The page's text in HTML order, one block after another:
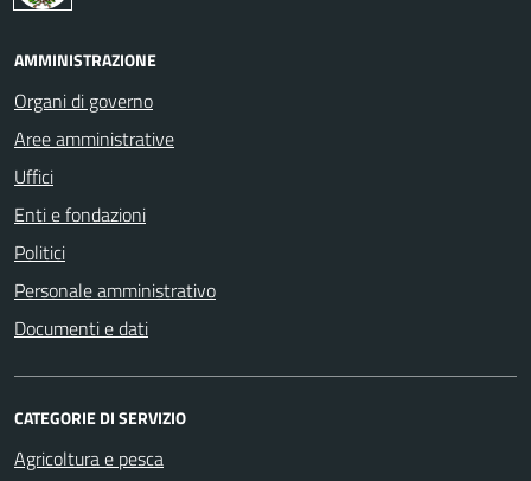
AMMINISTRAZIONE
Organi di governo
Aree amministrative
Uffici
Enti e fondazioni
Politici
Personale amministrativo
Documenti e dati
CATEGORIE DI SERVIZIO
Agricoltura e pesca